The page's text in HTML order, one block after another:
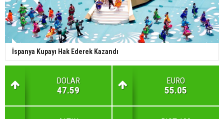
İspanya Kupayı Hak Ederek Kazandı
DOLAR
47.59
EURO
55.05